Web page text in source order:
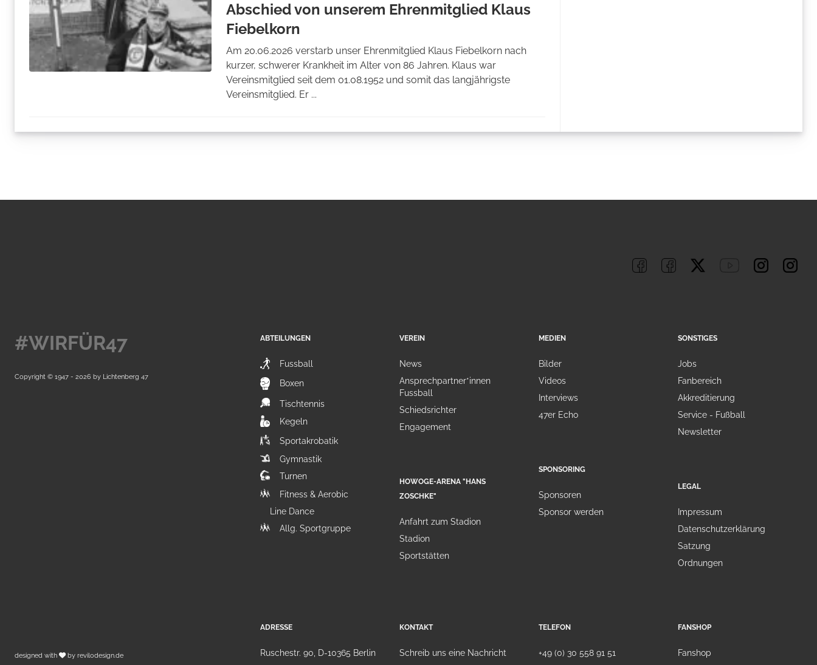
Abschied von unserem Ehrenmitglied Klaus
Fiebelkorn
Am 20.06.2026 verstarb unser Ehrenmitglied Klaus Fiebelkorn nach
kurzer, schwerer Krankheit im Alter von 86 Jahren. Klaus war
Vereinsmitglied seit dem 01.08.1952 und somit das langjährigste
Vereinsmitglied. Er ...
ABTEILUNGEN
Fussball
Boxen
Tischtennis
Kegeln
Sportakrobatik
Gymnastik
Turnen
Fitness & Aerobic
Line Dance
Allg. Sportgruppe
VEREIN
News
Ansprechpartner*innen
Fussball
Schiedsrichter
Engagement
HOWOGE-ARENA "HANS
ZOSCHKE"
Anfahrt zum Stadion
Stadion
Sportstätten
MEDIEN
Bilder
Videos
Interviews
47er Echo
SPONSORING
Sponsoren
Sponsor werden
SONSTIGES
Jobs
Fanbereich
Akkreditierung
Service - Fußball
Newsletter
LEGAL
Impressum
Datenschutzerklärung
Satzung
Ordnungen
ADRESSE
Ruschestr. 90, D-10365 Berlin
KONTAKT
Schreib uns eine Nachricht
TELEFON
+49 (0) 30 558 91 51
FANSHOP
Fanshop
#WIRFÜR47
Copyright © 1947 - 2026 by Lichtenberg 47
designed with by revilodesign.de